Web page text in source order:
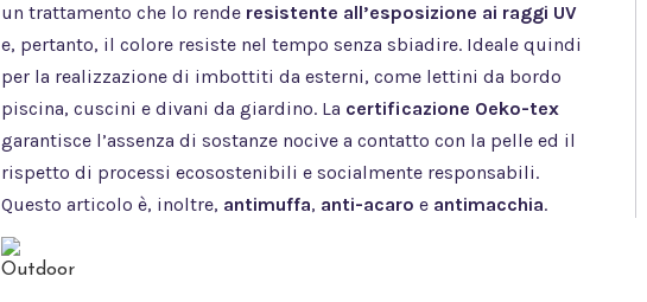
un trattamento che lo rende resistente all’esposizione ai raggi UV
e, pertanto, il colore resiste nel tempo senza sbiadire. Ideale quindi
per la realizzazione di imbottiti da esterni, come lettini da bordo
piscina, cuscini e divani da giardino. La certificazione Oeko-tex
garantisce l’assenza di sostanze nocive a contatto con la pelle ed il
rispetto di processi ecosostenibili e socialmente responsabili.
Questo articolo è, inoltre, antimuffa, anti-acaro e antimacchia.